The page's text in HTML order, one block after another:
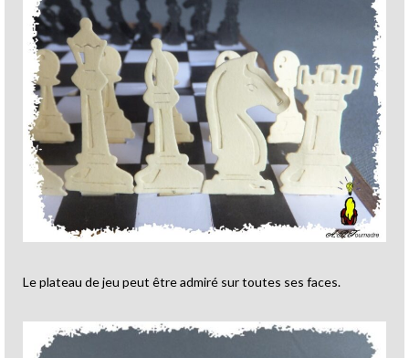
Le plateau de jeu peut être admiré sur toutes ses faces.